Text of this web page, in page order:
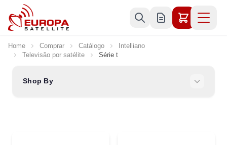
Skip to Content
Home Comprar Catálogo
Intelliano
Televisão por satélite
Série t
Shop By